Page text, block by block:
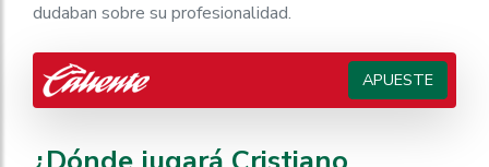
dudaban sobre su profesionalidad.
APUESTE